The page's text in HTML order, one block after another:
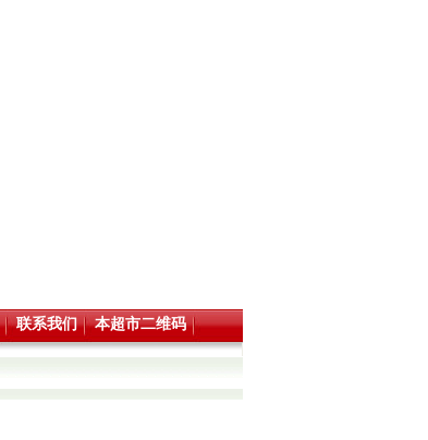
联系我们 本超市二维码